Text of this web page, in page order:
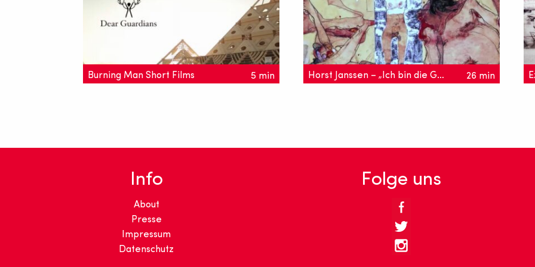
Burning Man Short Films
5 min
Horst Janssen – „Ich bin die Gnade Gottes“
26 min
Info
About
Presse
Impressum
Datenschutz
Folge uns